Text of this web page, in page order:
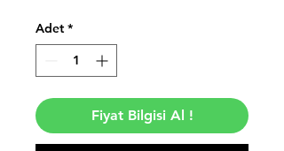
Adet *
Fiyat Bilgisi Al !